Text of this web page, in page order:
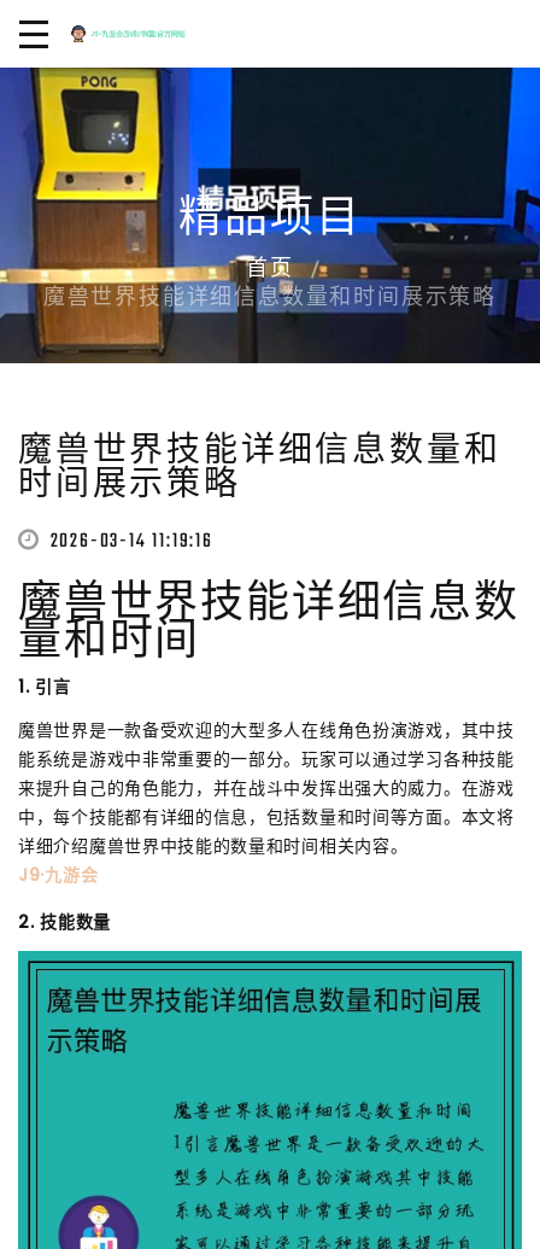
精品项目
首页
魔兽世界技能详细信息数量和时间展示策略
魔兽世界技能详细信息数量和
时间展示策略
2026-03-14 11:19:16
魔兽世界技能详细信息数
量和时间
1. 引言
魔兽世界是一款备受欢迎的大型多人在线角色扮演游戏，其中技
能系统是游戏中非常重要的一部分。玩家可以通过学习各种技能
来提升自己的角色能力，并在战斗中发挥出强大的威力。在游戏
中，每个技能都有详细的信息，包括数量和时间等方面。本文将
详细介绍魔兽世界中技能的数量和时间相关内容。
J9·九游会
2. 技能数量